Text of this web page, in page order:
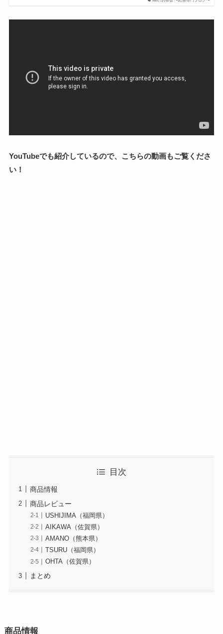
YouTubeでも紹介しているので、こちらの動画もご覧くださ
い！
目次
商品情報
商品レビュー
USHIJIMA（福岡県）
AIKAWA（佐賀県）
AMANO（熊本県）
TSURU（福岡県）
OHTA（佐賀県）
まとめ
商品情報